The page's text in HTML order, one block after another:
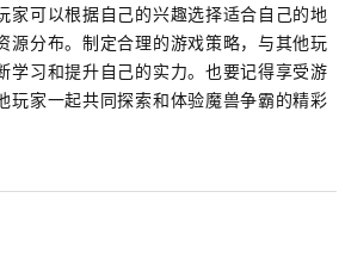
家可以根据自己的兴趣选择适合自己的地
源分布。制定合理的游戏策略，与其他玩
学习和提升自己的实力。也要记得享受游
玩家一起共同探索和体验魔兽争霸的精彩